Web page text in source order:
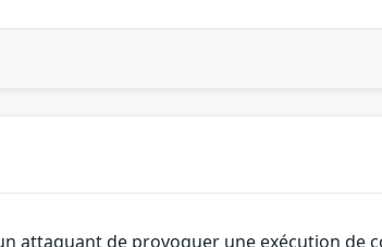
attaquant de provoquer une exécution de